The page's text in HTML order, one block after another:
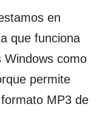
en
que funciona
Windows como
permite
MP3 de